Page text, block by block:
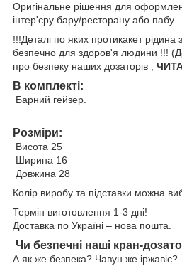
Оригінальне рішення для
інтер'єру бару/ресторану або пабу.
!!!Деталі по яких протикакет рідина
безпечно для здоров'я людини !!!
про безпеку наших дозаторів ,
В комплекті:
Барний гейзер.
Розміри:
Висота 25
Ширина 16
Довжина 28
Колір виробу та підставки можна
Термін виготовлення 1-3 дні!
Доставка по Україні – нова пошта.
Чи безпечні наші кран-
А як же безпека? Чавун же іржавіє?